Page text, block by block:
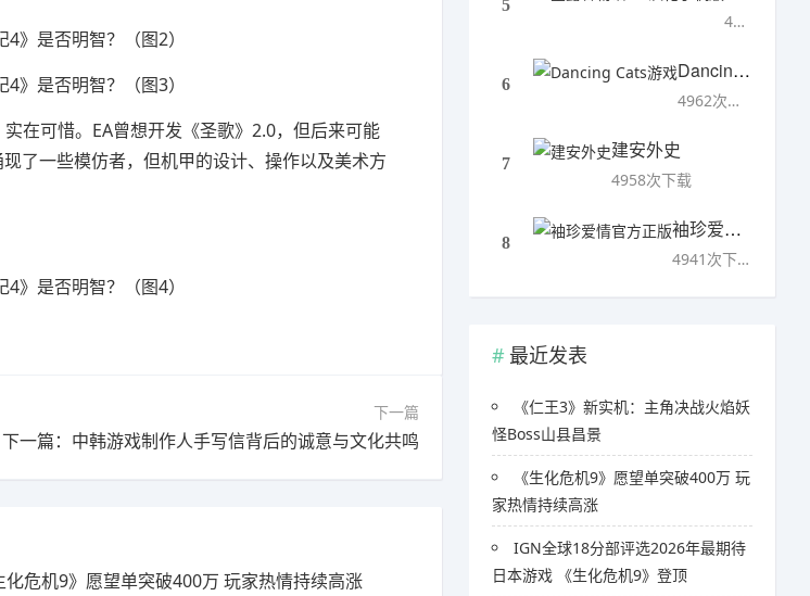
在可惜。EA曾想开发《圣歌》2.0，但后来可能
了一些模仿者，但机甲的设计、操作以及美术方
下一篇
下一篇：中韩游戏制作人手写信背后的诚意与文化共鸣
化危机9》愿望单突破400万 玩家热情持续高涨
5
4993次下载
6
Dancing Cats游戏
4962次下载
7
建安外史
4958次下载
8
袖珍爱情官方正版
4941次下载
最近发表
《仁王3》新实机：主角决战火焰妖
怪Boss山县昌景
《生化危机9》愿望单突破400万 玩
家热情持续高涨
IGN全球18分部评选2026年最期待
日本游戏 《生化危机9》登顶